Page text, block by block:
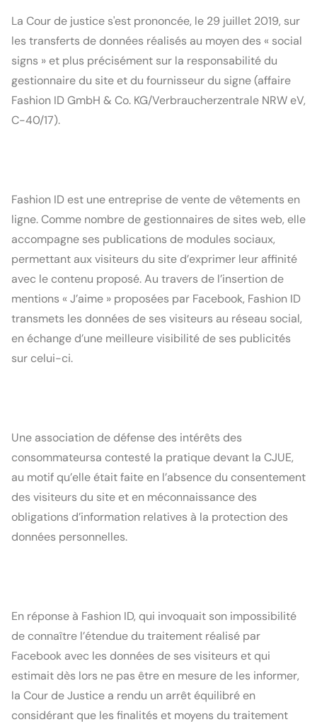
La Cour de justice s'est prononcée, le 29 juillet 2019, sur
les transferts de données réalisés au moyen des « social
signs » et plus précisément sur la responsabilité du
gestionnaire du site et du fournisseur du signe (affaire
Fashion ID GmbH & Co. KG/Verbraucherzentrale NRW eV,
C-40/17).
Fashion ID est une entreprise de vente de vêtements en
ligne. Comme nombre de gestionnaires de sites web, elle
accompagne ses publications de modules sociaux,
permettant aux visiteurs du site d’exprimer leur affinité
avec le contenu proposé. Au travers de l’insertion de
mentions « J’aime » proposées par Facebook, Fashion ID
transmets les données de ses visiteurs au réseau social,
en échange d’une meilleure visibilité de ses publicités
sur celui-ci.
Une association de défense des intérêts des
consommateursa contesté la pratique devant la CJUE,
au motif qu’elle était faite en l’absence du consentement
des visiteurs du site et en méconnaissance des
obligations d’information relatives à la protection des
données personnelles.
En réponse à Fashion ID, qui invoquait son impossibilité
de connaître l’étendue du traitement réalisé par
Facebook avec les données de ses visiteurs et qui
estimait dès lors ne pas être en mesure de les informer,
la Cour de Justice a rendu un arrêt équilibré en
considérant que les finalités et moyens du traitement